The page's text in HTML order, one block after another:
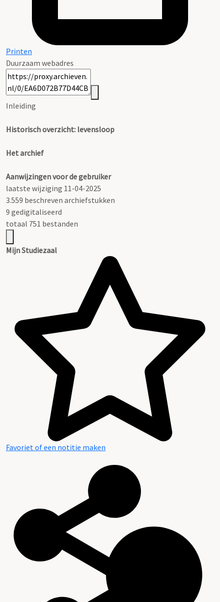
Printen
Duurzaam webadres
Inleiding
Historisch overzicht: levensloop
Het archief
Aanwijzingen voor de gebruiker
laatste wijziging 11-04-2025
3.559 beschreven archiefstukken
9 gedigitaliseerd
totaal 751 bestanden
Mijn Studiezaal
Favoriet of een notitie maken